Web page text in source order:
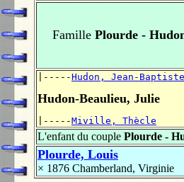
FamillePlourde -
|-----Hudon, Jean-Baptiste
Hudon-Beaulieu, Julie
|-----Miville, Thècle
L'enfant du couple Plourde -
Plourde, Louis
× 1876 Chamberland, Virginie